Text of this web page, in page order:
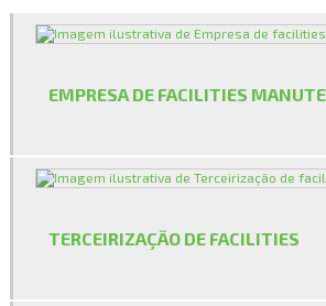
Empresa de limpeza predial
Empresa de manutenção de jardins
EMPRESA DE FACILITIES
TERCEIRIZAÇÃO DE FACILITIES